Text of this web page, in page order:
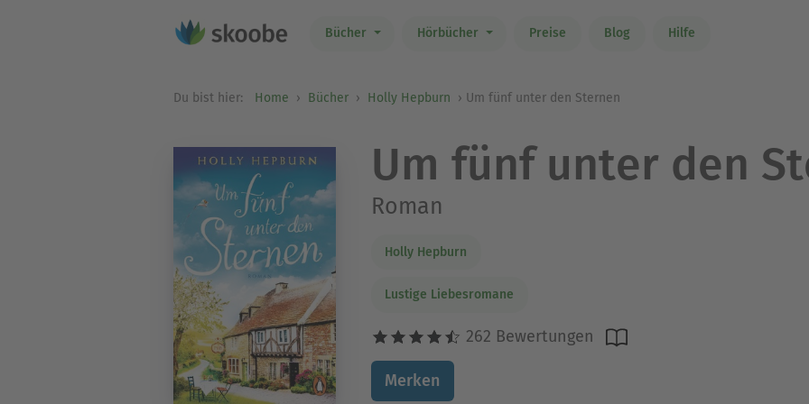
Bücher Hörbücher Preise Blog Hilfe
Du bist hier: Home Bücher Holly Hepburn Um fünf unter den Sternen
Um fünf unter den
Roman
Holly Hepburn
Lustige Liebesromane
262 Bewertungen
Merken